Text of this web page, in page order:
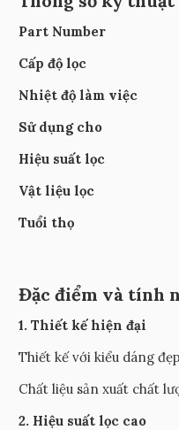
Part Number
Cấp độ lọc
Nhiệt độ làm việc
Sử dụng cho
Hiệu suất lọc
Vật liệu lọc
Tuổi thọ
Đặc điểm và tính
1. Thiết kế hiện đại
Thiết kế với kiểu dáng
Chất liệu sản xuất chất
2. Hiệu suất lọc cao